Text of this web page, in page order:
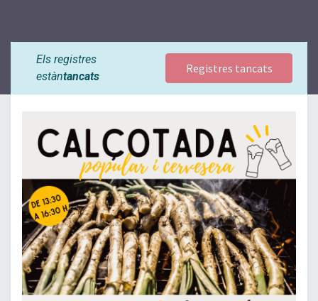
Els registres
estàntancats
Registres tancats